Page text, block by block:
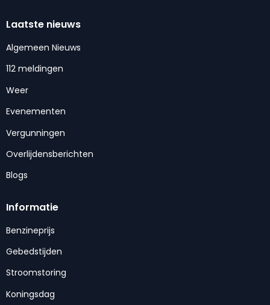
Laatste nieuws
Algemeen Nieuws
112 meldingen
Weer
Evenementen
Vergunningen
Overlijdensberichten
Blogs
Informatie
Benzineprijs
Gebedstijden
Stroomstoring
Koningsdag